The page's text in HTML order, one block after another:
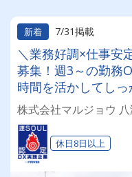
新着
7/31掲載
＼業務好調×仕事安
募集！週3～の勤務
時間を活かしてし
株式会社マルジョウ
休日8日以上